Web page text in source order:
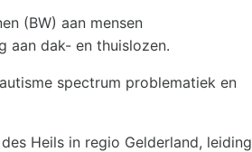
(BW) aan mensen
aan dak- en thuislozen.
spectrum problematiek en
Heils in regio Gelderland, leiding